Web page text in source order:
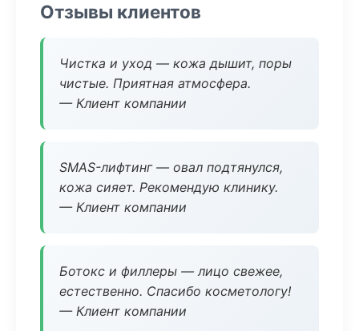
Отзывы клиентов
Чистка и уход — кожа дышит, поры
чистые. Приятная атмосфера.
— Клиент компании
SMAS-лифтинг — овал подтянулся,
кожа сияет. Рекомендую клинику.
— Клиент компании
Ботокс и филлеры — лицо свежее,
естественно. Спасибо косметологу!
— Клиент компании